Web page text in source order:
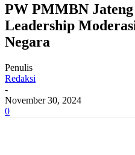
PW PMMBN
Leadership
Negara
Penulis
Redaksi
-
November 30, 2024
0